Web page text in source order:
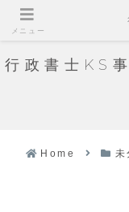
行政書士KS
Home 未
メニュー